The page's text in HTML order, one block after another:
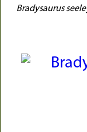
Bradysaurus